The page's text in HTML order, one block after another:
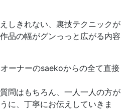
しきれない、裏技テクニックが
品の幅がグンっっと広がる内容
ーナーのsaekoからの全て直接
問はもちろん、一人一人の方が
に、丁寧にお伝えしていきま